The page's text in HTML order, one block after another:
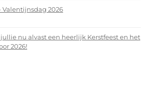
Valentijnsdag 2026
nu alvast een heerlijk Kerstfeest en het
2026!